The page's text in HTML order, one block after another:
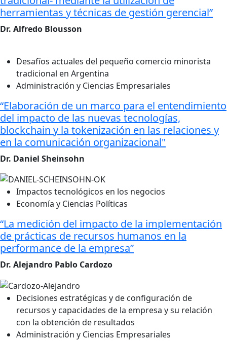
herramientas y técnicas de gestión gerencial”
Dr. Alfredo Blousson
Desafíos actuales del pequeño comercio minorista
tradicional en Argentina
Administración y Ciencias Empresariales
“Elaboración de un marco para el entendimiento
del impacto de las nuevas tecnologías,
blockchain y la tokenización en las relaciones y
en la comunicación organizacional"
Dr. Daniel Sheinsohn
Impactos tecnológicos en los negocios
Economía y Ciencias Políticas
“La medición del impacto de la implementación
de prácticas de recursos humanos en la
performance de la empresa”
Dr. Alejandro Pablo Cardozo
Decisiones estratégicas y de configuración de
recursos y capacidades de la empresa y su relación
con la obtención de resultados
Administración y Ciencias Empresariales